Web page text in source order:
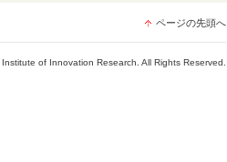
ページの先頭へ
of Innovation Research. All Rights Reserved.